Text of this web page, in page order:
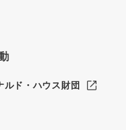
ルド・ハウス財団